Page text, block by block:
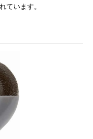
ています。